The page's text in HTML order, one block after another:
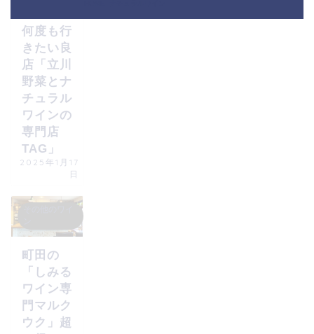
何度も行
きたい良
店「立川
野菜とナ
チュラル
ワインの
専門店
TAG」
2025年1月17
日
町田の
「しみる
ワイン専
門マルク
ウク」超